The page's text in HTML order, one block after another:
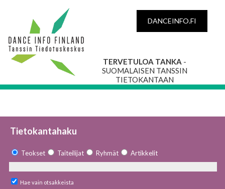
DANCEINFO.FI
TERVETULOA TANKA -
SUOMALAISEN TANSSIN
TIETOKANTAAN
Tietokantahaku
Teokset Taiteilijat Ryhmät Artikkelit
Hae vain otsakkeista